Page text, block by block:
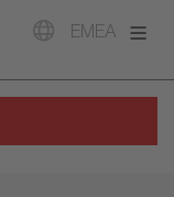
EMEA